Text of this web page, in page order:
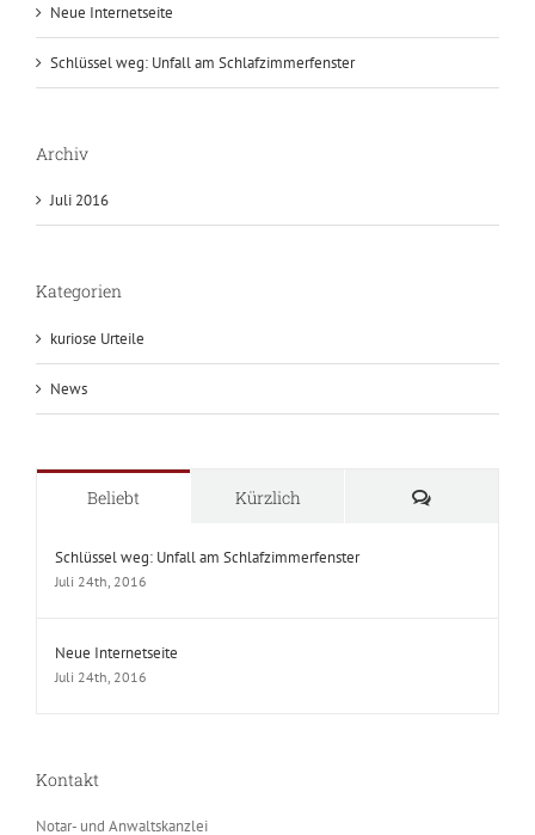
Neue Internetseite
Schlüssel weg: Unfall am Schlafzimmerfenster
Archiv
Juli 2016
Kategorien
kuriose Urteile
News
Beliebt Kürzlich Kommentare
Schlüssel weg: Unfall am Schlafzimmerfenster
Juli 24th, 2016
Neue Internetseite
Juli 24th, 2016
Kontakt
Notar- und Anwaltskanzlei